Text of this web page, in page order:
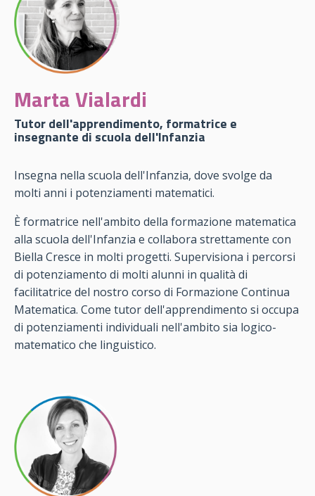
Marta Vialardi
Tutor dell'apprendimento, formatrice e
insegnante di scuola dell'Infanzia
Insegna nella scuola dell'Infanzia, dove svolge da
molti anni i potenziamenti matematici.
È formatrice nell'ambito della formazione matematica
alla scuola dell'Infanzia e collabora strettamente con
Biella Cresce in molti progetti. Supervisiona i percorsi
di potenziamento di molti alunni in qualità di
facilitatrice del nostro corso di Formazione Continua
Matematica. Come tutor dell'apprendimento si occupa
di potenziamenti individuali nell'ambito sia logico-
matematico che linguistico.